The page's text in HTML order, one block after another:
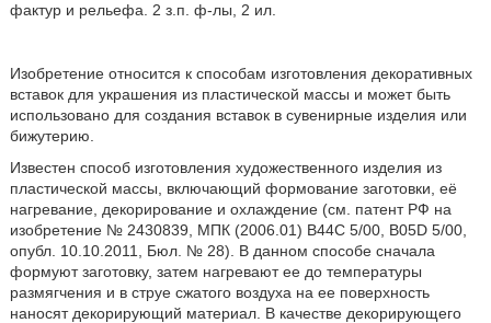
фактур и рельефа. 2 з.п. ф-лы, 2 ил.
Изобретение относится к способам изготовления декоративных
вставок для украшения из пластической массы и может быть
использовано для создания вставок в сувенирные изделия или
бижутерию.
Известен способ изготовления художественного изделия из
пластической массы, включающий формование заготовки, её
нагревание, декорирование и охлаждение (см. патент РФ на
изобретение № 2430839, МПК (2006.01) B44C 5/00, B05D 5/00,
опубл. 10.10.2011, Бюл. № 28). В данном способе сначала
формуют заготовку, затем нагревают ее до температуры
размягчения и в струе сжатого воздуха на ее поверхность
наносят декорирующий материал. В качестве декорирующего